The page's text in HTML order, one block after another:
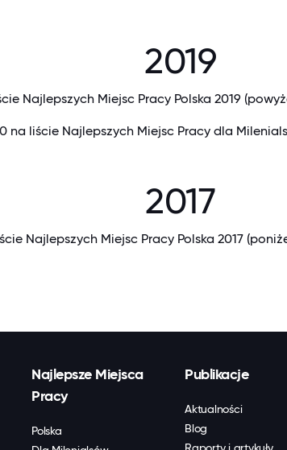
2019
Najlepszych Miejsc Pracy Polska 2019
na liście Najlepszych Miejsc Pracy dla
2017
Najlepszych Miejsc Pracy Polska 2017
Najlepsze Miejsca
Pracy
Polska
Publikacje
Aktualności
Blog